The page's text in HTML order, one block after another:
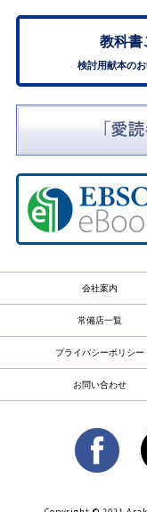
教科書
検討用献本の
会社案内
常備店一覧
プライバシーポリシー
お問い合わせ